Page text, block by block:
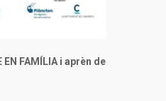
EN FAMÍLIA i aprèn de